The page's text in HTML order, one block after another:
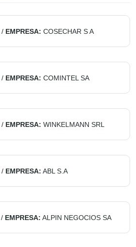
/ EMPRESA: COSECHAR S A
/ EMPRESA: COMINTEL SA
/ EMPRESA: WINKELMANN SRL
/ EMPRESA: ABL S.A
/ EMPRESA: ALPIN NEGOCIOS SA